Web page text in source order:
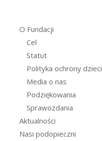
O Fundacji
Cel
Statut
Polityka ochrony dzieci
Media o nas
Podziękowania
Sprawozdania
Aktualności
Nasi podopieczni